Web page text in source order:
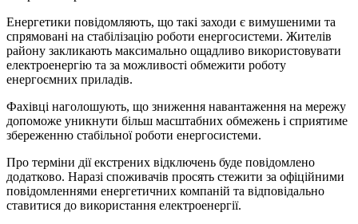
Енергетики повідомляють, що такі заходи є вимушеними та
спрямовані на стабілізацію роботи енергосистеми. Жителів
району закликають максимально ощадливо використовувати
електроенергію та за можливості обмежити роботу
енергоємних приладів.
Фахівці наголошують, що зниження навантаження на мережу
допоможе уникнути більш масштабних обмежень і сприятиме
збереженню стабільної роботи енергосистеми.
Про терміни дії екстрених відключень буде повідомлено
додатково. Наразі споживачів просять стежити за офіційними
повідомленнями енергетичних компаній та відповідально
ставитися до використання електроенергії.